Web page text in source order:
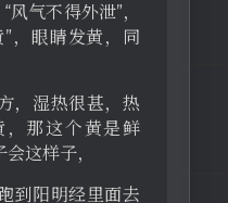
风气不得外泄”，
，眼睛发黄，同
，湿热很甚，热
，那这个黄是鲜
这样子，
到阳明经里面去